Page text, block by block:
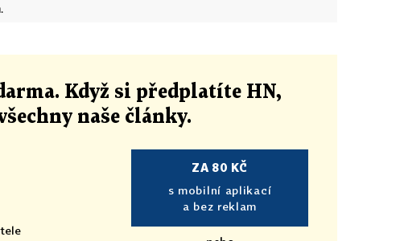
Když si předplatíte HN,
naše články.
ZA 80 KČ
s mobilní aplikací
a bez reklam